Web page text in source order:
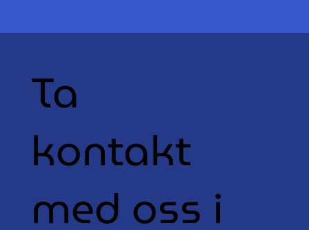
Ta
kontakt
med oss i